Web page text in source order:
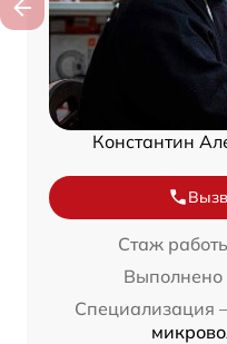
Константин
Стаж
Выполнено
Специализация –